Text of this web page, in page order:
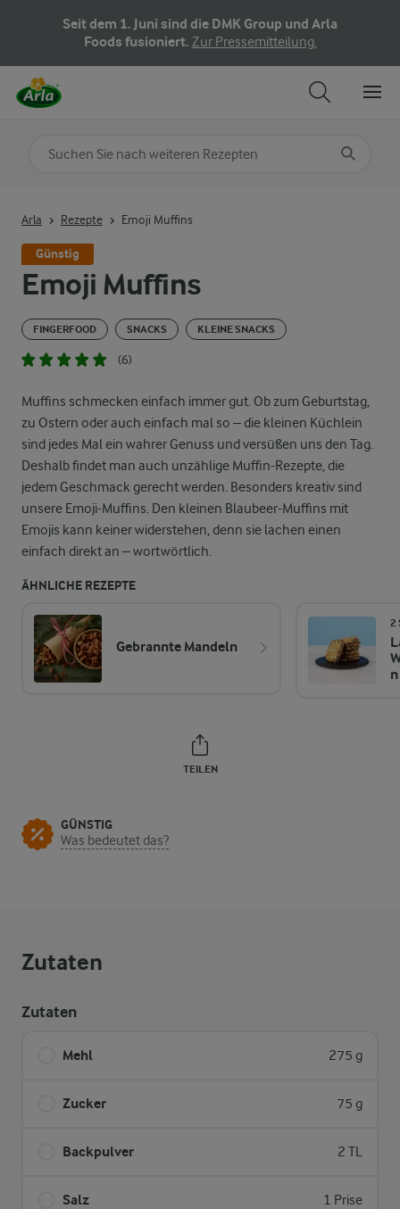
Seit dem 1. Juni sind die DMK Group und Arla
Foods fusioniert. Zur Pressemitteilung.
Emoji Muffins
FINGERFOOD SNACKS KLEINE SNACKS
(6)
Muffins schmecken einfach immer gut. Ob zum Geburtstag,
zu Ostern oder auch einfach mal so – die kleinen Küchlein
sind jedes Mal ein wahrer Genuss und versüßen uns den Tag.
Deshalb findet man auch unzählige Muffin-Rezepte, die
jedem Geschmack gerecht werden. Besonders kreativ sind
unsere Emoji-Muffins. Den kleinen Blaubeer-Muffins mit
Emojis kann keiner widerstehen, denn sie lachen einen
einfach direkt an – wortwörtlich.
ÄHNLICHE REZEPTE
Gebrannte Mandeln
2
n
TEILEN
GÜNSTIG
Was bedeutet das?
Arla Rezepte Emoji Muffins
Günstig
Zutaten
Zutaten
Mehl 275 g
Zucker 75 g
Backpulver 2 TL
Salz 1 Prise
Nach Kategorie suchen